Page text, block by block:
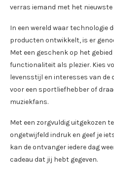
verras iemand met het nieuwste
In een wereld waar technologie
producten ontwikkelt, is er
Met een geschenk op het
functionaliteit als plezier. Kies
levensstijl en interesses van
voor een sportliefhebber of
muziekfans.
Met een zorgvuldig uitgekozen
ongetwijfeld indruk en geef je
kan de ontvanger iedere dag
cadeau dat jij hebt gegeven.